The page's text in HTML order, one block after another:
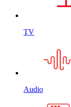
TV
Audio